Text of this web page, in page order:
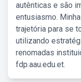
autênticas e são
entusiasmo.
trajetória para se
utilizando
renomadas
fdp.aau.edu.et.